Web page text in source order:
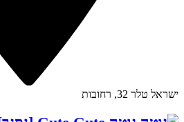
ישראל טלר 32, רחובות